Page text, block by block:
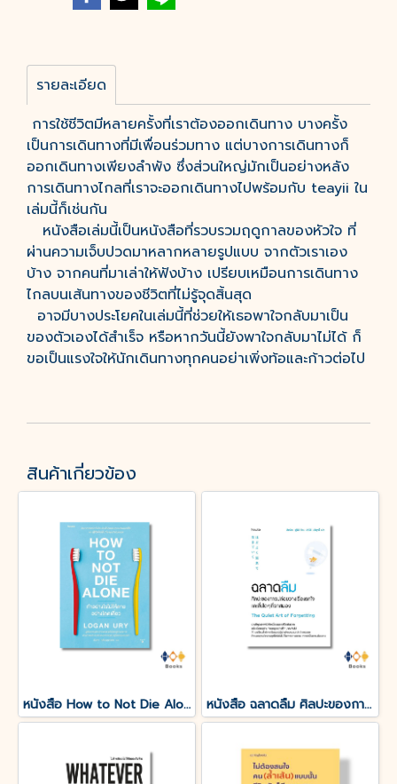
รายละเอียด
การใช้ชีวิตมีหลายครั้งที่เราต้องออกเดินทาง บางครั้ง
เป็นการเดินทางที่มีเพื่อนร่วมทาง แต่บางการเดินทางก็
ออกเดินทางเพียงลำพัง ซึ่งส่วนใหญ่มักเป็นอย่างหลัง
การเดินทางไกลที่เราจะออกเดินทางไปพร้อมกับ teayii ใน
เล่มนี้ก็เช่นกัน
หนังสือเล่มนี้เป็นหนังสือที่รวบรวมฤดูกาลของหัวใจ ที่
ผ่านความเจ็บปวดมาหลากหลายรูปแบบ จากตัวเราเอง
บ้าง จากคนที่มาเล่าให้ฟังบ้าง เปรียบเหมือนการเดินทาง
ไกลบนเส้นทางของชีวิตที่ไม่รู้จุดสิ้นสุด
อาจมีบางประโยคในเล่มนี้ที่ช่วยให้เธอพาใจกลับมาเป็น
ของตัวเองได้สำเร็จ หรือหากวันนี้ยังพาใจกลับมาไม่ได้ ก็
ขอเป็นแรงใจให้นักเดินทางทุกคนอย่าเพิ่งท้อและก้าวต่อไป
สินค้าเกี่ยวข้อง
หนังสือ How to Not Die Alone ทำอย่างไรไม่ให้ตายอย่างโดดเดี่ยว หนังสือ ฉลาดลืม ศิลปะของการปล่อยวางเรื่องรกใจและสิ่งใดๆที่รกสมอง